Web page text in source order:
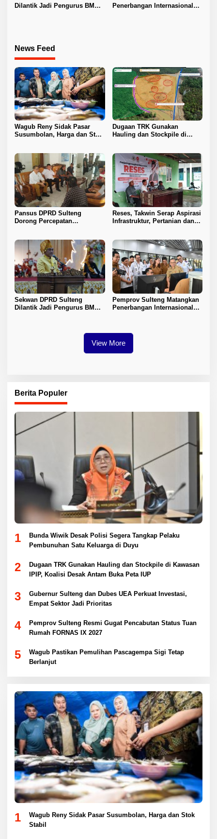
Dilantik Jadi Pengurus BMA
Penerbangan Internasional
News Feed
Wagub Reny Sidak Pasar
Susumbolan, Harga dan Stok
Dugaan TRK Gunakan
Hauling dan Stockpile di
Pansus DPRD Sulteng
Dorong Percepatan
Reses, Takwin Serap Aspirasi
Infrastruktur, Pertanian dan
Sekwan DPRD Sulteng
Dilantik Jadi Pengurus BMA
Pemprov Sulteng Matangkan
Penerbangan Internasional
View More
Berita Populer
1
Bunda Wiwik Desak Polisi Segera Tangkap Pelaku
Pembunuhan Satu Keluarga di Duyu
2
Dugaan TRK Gunakan Hauling dan Stockpile di Kawasan
IPIP, Koalisi Desak Antam Buka Peta IUP
3
Gubernur Sulteng dan Dubes UEA Perkuat Investasi,
Empat Sektor Jadi Prioritas
4
Pemprov Sulteng Resmi Gugat Pencabutan Status Tuan
Rumah FORNAS IX 2027
5
Wagub Pastikan Pemulihan Pascagempa Sigi Tetap
Berlanjut
1
Wagub Reny Sidak Pasar Susumbolan, Harga dan Stok
Stabil